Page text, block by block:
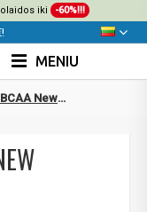
iki -60%!!!
MENIU
Amix Nutrition BCAA New Generation 1000 ml.